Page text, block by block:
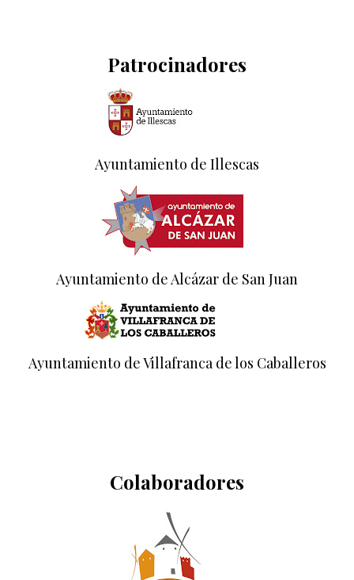
Patrocinadores
Ayuntamiento de Illescas
Ayuntamiento de Alcázar de San Juan
Ayuntamiento de Villafranca de los Caballeros
Colaboradores